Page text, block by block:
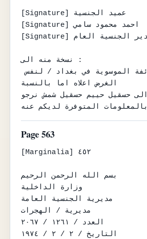
[Signature] عميد الجنسية
[Signature] احمد محمود سامي
[Signature] ع/ مدير الجنسية العام
نسخة منه الى :
رئاسة الطائفة الموسوية في بغداد / لنفس
الغرض اعلاه اما بالنسبة
الى حسقيل حييم حسقيل شمش نرجو
Page 563
[Marginalia] ٤٥٢
بسم الله الرحمن الرحيم
وزارة الداخلية
مديرية الجنسية العامة
مديرية / الهجرات
العدد / ١٢٦١ / ٢٠٦٧
التاريخ / ٢ / ٢ / ١٩٧٤